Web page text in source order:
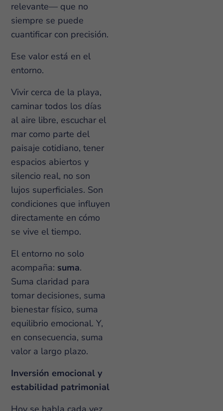
relevante— que no
siempre se puede
cuantificar con precisión.
Ese valor está en el
entorno.
Vivir cerca de la playa,
caminar todos los días
al aire libre, escuchar el
mar como parte del
paisaje cotidiano, tener
espacios abiertos y
silencio real, no son
lujos superficiales. Son
condiciones que influyen
directamente en cómo
se vive el tiempo.
El entorno no solo
acompaña: suma.
Suma claridad para
tomar decisiones, suma
bienestar físico, suma
equilibrio emocional. Y,
en consecuencia, suma
valor a largo plazo.
Inversión emocional y
estabilidad patrimonial